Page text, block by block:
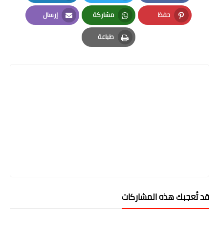
Facebook
Twitter
LinkedIn
حفظ
Pinterest
مشاركة
Whatsapp
إرسال
Email
طباعة
Print
قد تُعجبك هذه المشاركات